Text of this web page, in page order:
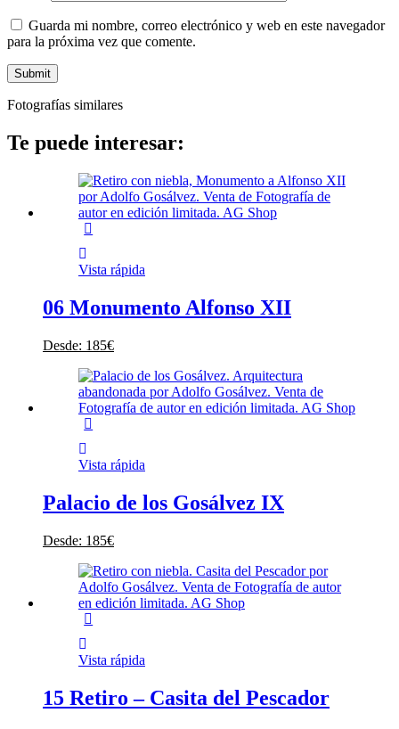
Guarda mi nombre, correo electrónico y web en este navegador
para la próxima vez que comente.
Fotografías similares
Te puede interesar:
Vista rápida
06 Monumento Alfonso XII
Desde: 185€
Vista rápida
Palacio de los Gosálvez IX
Desde: 185€
Vista rápida
15 Retiro – Casita del Pescador